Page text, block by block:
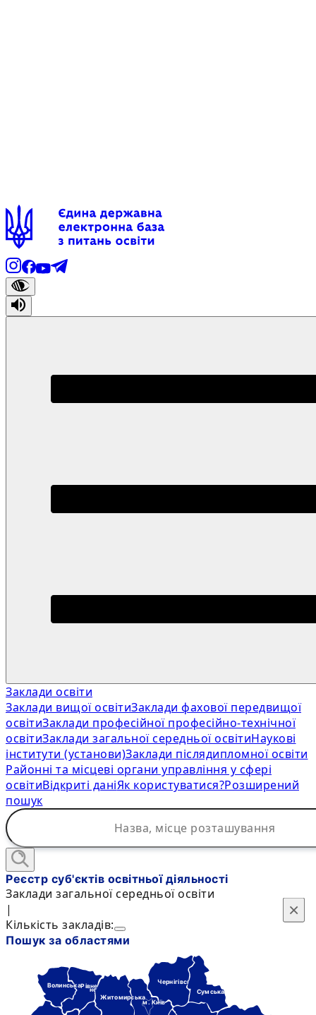
Заклади освіти
Заклади вищої освітиЗаклади фахової передвищої
освітиЗаклади професійної професійно-технічної
освітиЗаклади загальної середньої освітиНаукові
інститути (установи)Заклади післядипломної освіти
Районні та місцеві органи управління у сфері
освітиВідкриті даніЯк користуватися?Розширений
пошук
×
Реєстр суб'єктів освітньої діяльності
Заклади загальної середньої освіти
|
Кількість закладів:
Пошук за областями
Чернігівська
м. Київ
Рівне-
нська Сумська
Волинська
Житомирська
×